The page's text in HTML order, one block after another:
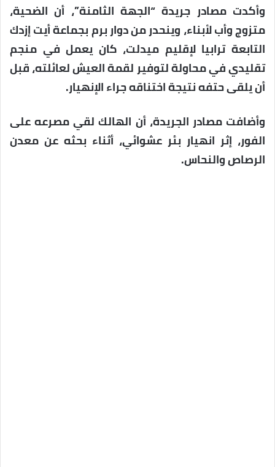
وأكدت مصادر جريدة “الجهة الثامنة”، أن الضحية،
متزوج وأب لأبناء، وينحدر من دوار برم بجماعة أيت إزدك
التابعة ترابيا لإقليم ميدلت، كان يعمل في منجم
تقليدي في محاولة لتوفير لقمة العيش لعائلته، قبل
أن يلقى حتفه نتيجة اختناقه جراء الإنهيار.
وأضافت مصادر الجريدة، أن الهالك لقي مصرعه على
الفور، إثر انهيار بئر عشوائي، أثناء بحثه عن معدن
الرصاص والنحاس.